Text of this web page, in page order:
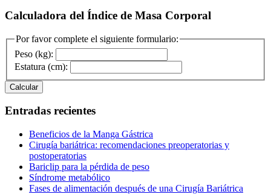
Calculadora del Índice de Masa Corporal
Por favor complete el siguiente formulario:
Peso (kg):
Estatura (cm):
Calcular
Entradas recientes
Beneficios de la Manga Gástrica
Cirugía bariátrica: recomendaciones preoperatorias y
postoperatorias
Bariclip para la pérdida de peso
Síndrome metabólico
Fases de alimentación después de una Cirugía Bariátrica